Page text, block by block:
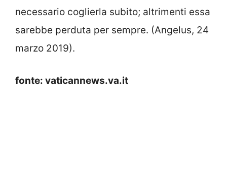
necessario coglierla subito; altrimenti essa
sarebbe perduta per sempre. (Angelus, 24
marzo 2019).
fonte: vaticannews.va.it